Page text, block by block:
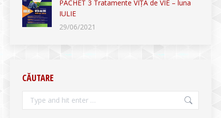
PACHET 3 Tratamente VIȚA de VIE – luna
IULIE
29/06/2021
CĂUTARE
Search: